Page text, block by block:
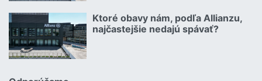
Ktoré obavy nám, podľa Allianzu,
najčastejšie nedajú spávať?
30.07.2026 |